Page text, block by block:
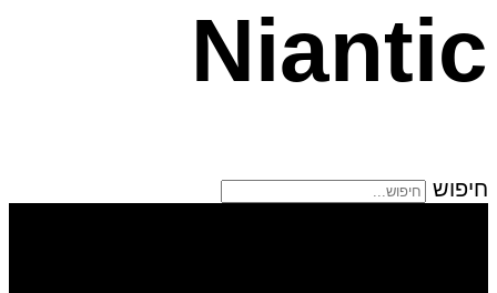
Niantic
חיפוש